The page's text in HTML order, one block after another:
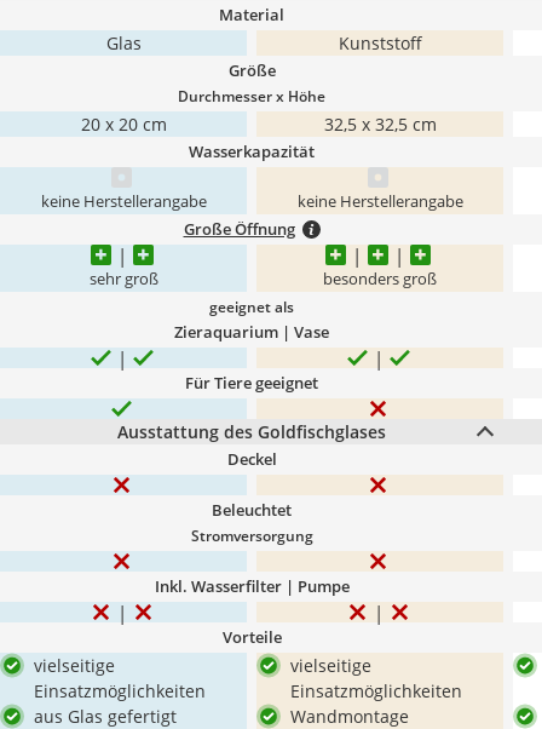
Material
Glas Kunststoff
Größe
Durchmesser x Höhe
20 x 20 cm 32,5 x 32,5 cm
Wasserkapazität
keine Herstellerangabe keine Herstellerangabe
Große Öffnung
sehr groß besonders groß
geeignet als
Zieraquarium | Vase
Für Tiere geeignet
Ausstattung des Goldfischglases
Deckel
Beleuchtet
Stromversorgung
Inkl. Wasserfilter | Pumpe
Vorteile
vielseitige
Einsatzmöglichkeiten
aus Glas gefertigt
vielseitige
Einsatzmöglichkeiten
Wandmontage